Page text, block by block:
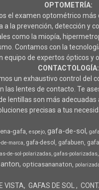
OPTOMETRÍA:
el examen optométrico más
a la prevención, detección y
como la miopía,
Contamos con la
equipo de expertos ópticos y
CONTACTOLOGÍA:
un exhaustivo control del
las lentes de contacto. Te
lentillas son más adecuadas
precisas a tus
gafa espejo gafa-de-sol
marca gafa-desol gafabuen
de-sol-polarizadas gafas-polarizadas
anton opticasananaton
VISTA GAFAS DE SOL